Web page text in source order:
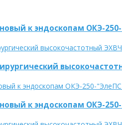
к эндоскопам ОКЭ-
к эндоскопам ОКЭ-